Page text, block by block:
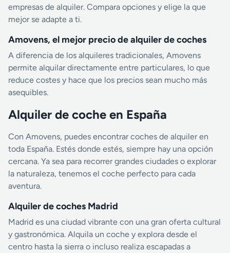
empresas de alquiler. Compara opciones y elige la que
mejor se adapte a ti.
Amovens, el mejor precio de alquiler de coches
A diferencia de los alquileres tradicionales, Amovens
permite alquilar directamente entre particulares, lo que
reduce costes y hace que los precios sean mucho más
asequibles.
Alquiler de coche en España
Con Amovens, puedes encontrar coches de alquiler en
toda España. Estés donde estés, siempre hay una opción
cercana. Ya sea para recorrer grandes ciudades o explorar
la naturaleza, tenemos el coche perfecto para cada
aventura.
Alquiler de coches Madrid
Madrid es una ciudad vibrante con una gran oferta cultural
y gastronómica. Alquila un coche y explora desde el
centro hasta la sierra o incluso realiza escapadas a